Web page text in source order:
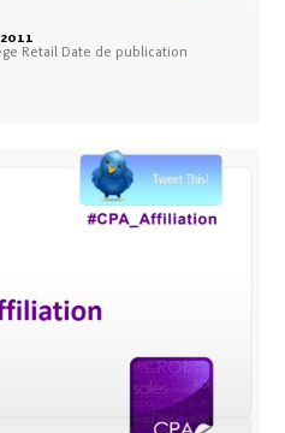
Retail Date de publication